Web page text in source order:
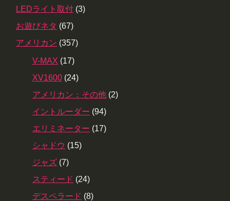
LEDライト取付 (3)
お遊びネタ (67)
アメリカン (357)
V-MAX (17)
XV1600 (24)
アメリカン：その他 (2)
イントルーダー (94)
エリミネーター (17)
シャドウ (15)
ジャズ (7)
スティード (24)
デスペラード (8)